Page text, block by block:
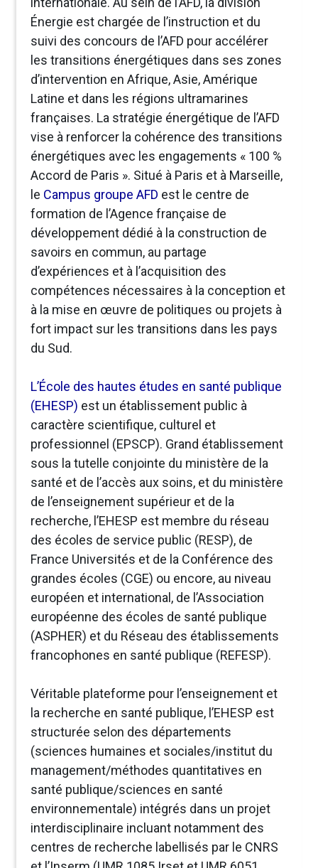
Énergie est chargée de l’instruction et du
suivi des concours de l’AFD pour accélérer
les transitions énergétiques dans ses zones
d’intervention en Afrique, Asie, Amérique
Latine et dans les régions ultramarines
françaises. La stratégie énergétique de l’AFD
vise à renforcer la cohérence des transitions
énergétiques avec les engagements « 100 %
Accord de Paris ». Situé à Paris et à Marseille,
le Campus groupe AFD est le centre de
formation de l’Agence française de
développement dédié à la construction de
savoirs en commun, au partage
d’expériences et à l’acquisition des
compétences nécessaires à la conception et
à la mise en œuvre de politiques ou projets à
fort impact sur les transitions dans les pays
du Sud.
L’École des hautes études en santé publique
(EHESP) est un établissement public à
caractère scientifique, culturel et
professionnel (EPSCP). Grand établissement
sous la tutelle conjointe du ministère de la
santé et de l’accès aux soins, et du ministère
de l’enseignement supérieur et de la
recherche, l’EHESP est membre du réseau
des écoles de service public (RESP), de
France Universités et de la Conférence des
grandes écoles (CGE) ou encore, au niveau
européen et international, de l’Association
européenne des écoles de santé publique
(ASPHER) et du Réseau des établissements
francophones en santé publique (REFESP).
Véritable plateforme pour l’enseignement et
la recherche en santé publique, l’EHESP est
structurée selon des départements
(sciences humaines et sociales/institut du
management/méthodes quantitatives en
santé publique/sciences en santé
environnementale) intégrés dans un projet
interdisciplinaire incluant notamment des
centres de recherche labellisés par le CNRS